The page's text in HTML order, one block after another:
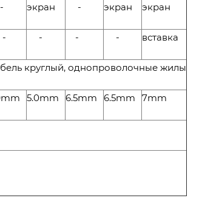
экран - экран экран
- - - вставка
круглый, однопроволочные жилы
5.0mm 6.5mm 6.5mm 7mm